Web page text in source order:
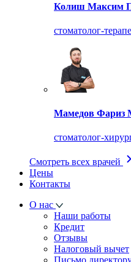
Колиш Максим
стоматолог-
Мамедов Фариз
стоматолог-
Смотреть всех врачей
Цены
Контакты
О нас
Наши работы
Кредит
Отзывы
Налоговый вычет